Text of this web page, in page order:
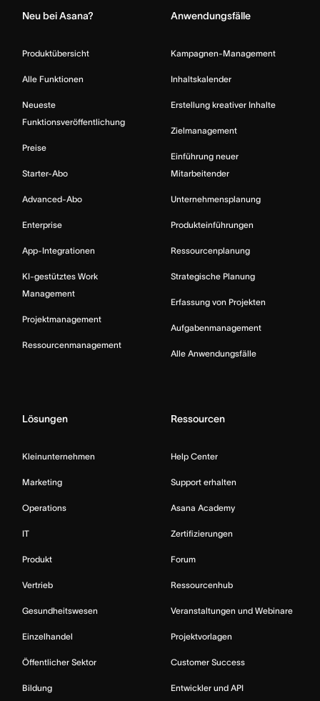
Neu bei Asana?
Produktübersicht
Alle Funktionen
Neueste
Funktionsveröffentlichung
Preise
Starter-Abo
Advanced-Abo
Enterprise
App-Integrationen
KI-gestütztes Work
Management
Projektmanagement
Ressourcenmanagement
Anwendungsfälle
Kampagnen-Management
Inhaltskalender
Erstellung kreativer Inhalte
Zielmanagement
Einführung neuer
Mitarbeitender
Unternehmensplanung
Produkteinführungen
Ressourcenplanung
Strategische Planung
Erfassung von Projekten
Aufgabenmanagement
Alle Anwendungsfälle
Lösungen
Kleinunternehmen
Marketing
Operations
IT
Produkt
Vertrieb
Gesundheitswesen
Einzelhandel
Öffentlicher Sektor
Bildung
Ressourcen
Help Center
Support erhalten
Asana Academy
Zertifizierungen
Forum
Ressourcenhub
Veranstaltungen und Webinare
Projektvorlagen
Customer Success
Entwickler und API